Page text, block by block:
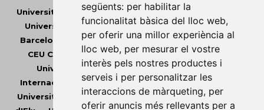
següents: per habilitar la
funcionalitat bàsica del lloc web,
per oferir una millor experiència al
lloc web, per mesurar el vostre
interès pels nostres productes i
serveis i per personalitzar les
interaccions de màrqueting, per
oferir anuncis més rellevants per a
Universitat Abat Oliba CEU•Universitat d'Alacant
Universitat d'Andorra•Universitat Autònoma de
Barcelona
Universitat de Barcelona• Universitat
CEU Cardenal Herrera•Universitat de Girona
Universitat de les Illes Balears• Universitat
Internacional de Catalunya •Universitat Jaume I
Universitat de Lleida•Universitat Miguel Hernández